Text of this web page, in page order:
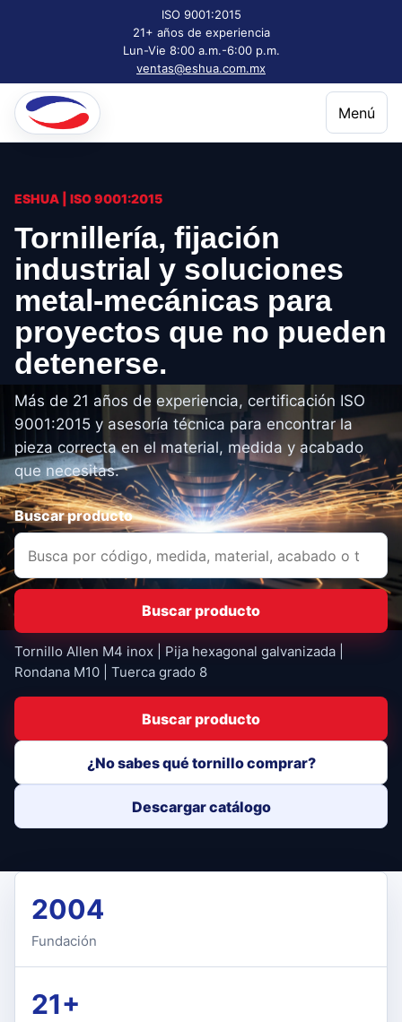
ISO 9001:2015
21+ años de experiencia
Lun-Vie 8:00 a.m.-6:00 p.m.
ventas@eshua.com.mx
Menú
ESHUA | ISO 9001:2015
Tornillería, fijación
industrial y soluciones
metal-mecánicas para
proyectos que no pueden
detenerse.
Más de 21 años de experiencia, certificación ISO
9001:2015 y asesoría técnica para encontrar la
pieza correcta en el material, medida y acabado
que necesitas.
Buscar producto
Buscar producto
Tornillo Allen M4 inox | Pija hexagonal galvanizada |
Rondana M10 | Tuerca grado 8
Buscar producto
¿No sabes qué tornillo comprar?
Descargar catálogo
2004
Fundación
21+